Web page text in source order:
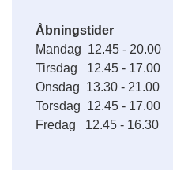
Åbningstider
Mandag 12.45 - 20.00
Tirsdag 12.45 - 17.00
Onsdag 13.30 - 21.00
Torsdag 12.45 - 17.00
Fredag 12.45 - 16.30